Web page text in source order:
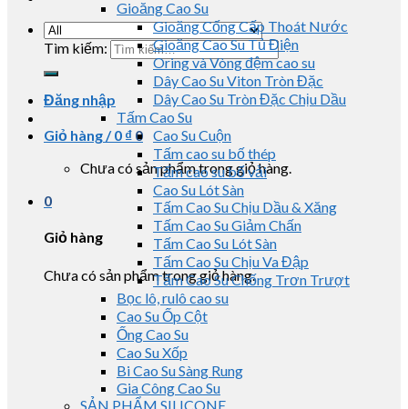
Tìm kiếm:
Đăng nhập
Giỏ hàng /0 ₫ 0
Chưa có sản phẩm trong giỏ hàng.
0
Giỏ hàng
Chưa có sản phẩm trong giỏ hàng.
Gioăng Cao Su
Gioăng Cống Cấp Thoát Nước
Gioăng Cao Su Tủ Điện
Oring và Vòng đệm cao su
Dây Cao Su Viton Tròn Đặc
Dây Cao Su Tròn Đặc Chịu Dầu
Tấm Cao Su
Cao Su Cuộn
Tấm cao su bố thép
Tấm cao su bố vải
Cao Su Lót Sàn
Tấm Cao Su Chịu Dầu & Xăng
Tấm Cao Su Giảm Chấn
Tấm Cao Su Lót Sàn
Tấm Cao Su Chịu Va Đập
Tấm Cao Su Chống Trơn Trượt
Bọc lô, rulô cao su
Cao Su Ốp Cột
Ống Cao Su
Cao Su Xốp
Bi Cao Su Sàng Rung
Gia Công Cao Su
SẢN PHẨM SILICONE